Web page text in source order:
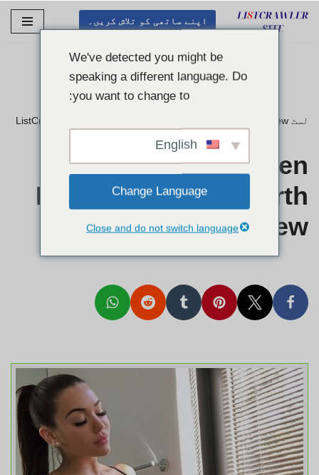
اپنے ساتھی کو تلاش کریں۔
لسٹ ListCrawler Hookup Women Listcrawler Fort Worth Review
Hookup Women
Listcrawler Fort Worth
Review
We've detected you might be
speaking a different language. Do
you want to change to:
Change Language
Close and do not switch language